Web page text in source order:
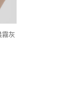
灰 F)